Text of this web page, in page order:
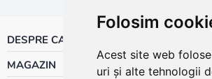
Folosim
Acest site web
uri și alte tehnologii
DESPRE CALOR
MAGAZIN